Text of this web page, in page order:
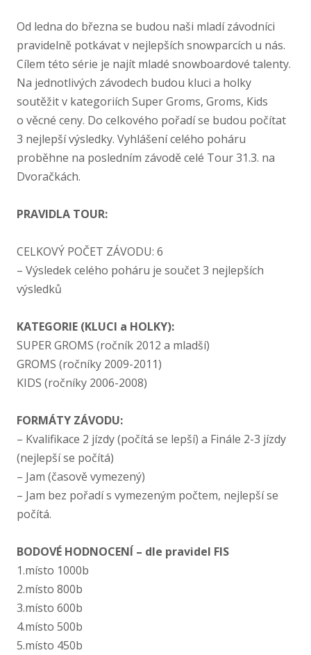
Od ledna do března se budou naši mladí závodníci
pravidelně potkávat v nejlepších snowparcích u nás.
Cílem této série je najít mladé snowboardové talenty.
Na jednotlivých závodech budou kluci a holky
soutěžit v kategoriích Super Groms, Groms, Kids
o věcné ceny. Do celkového pořadí se budou počítat
3 nejlepší výsledky. Vyhlášení celého poháru
proběhne na posledním závodě celé Tour 31.3. na
Dvoračkách.
PRAVIDLA TOUR:
CELKOVÝ POČET ZÁVODU: 6
– Výsledek celého poháru je součet 3 nejlepších
výsledků
KATEGORIE (KLUCI a HOLKY):
SUPER GROMS (ročník 2012 a mladší)
GROMS (ročníky 2009-2011)
KIDS (ročníky 2006-2008)
FORMÁTY ZÁVODU:
– Kvalifikace 2 jízdy (počítá se lepší) a Finále 2-​3 jízdy
(nejlepší se počítá)
– Jam (časově vymezený)
– Jam bez pořadí s vymezeným počtem, nejlepší se
počítá.
BODOVÉ HODNOCENÍ – dle pravidel FIS
1.místo 1000b
2.místo 800b
3.místo 600b
4.místo 500b
5.místo 450b